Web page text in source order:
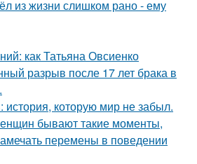
из жизни слишком рано - ему
как Татьяна Овсиенко
разрыв после 17 лет брака в
история, которую мир не забыл.
бывают такие моменты,
перемены в поведении